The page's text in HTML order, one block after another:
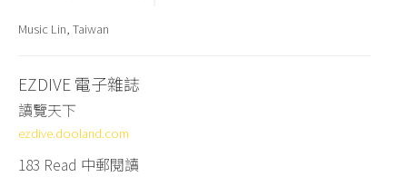
Music Lin, Taiwan
EZDIVE 電子雜誌
讀覽天下
ezdive.dooland.com
183 Read 中郵閱讀